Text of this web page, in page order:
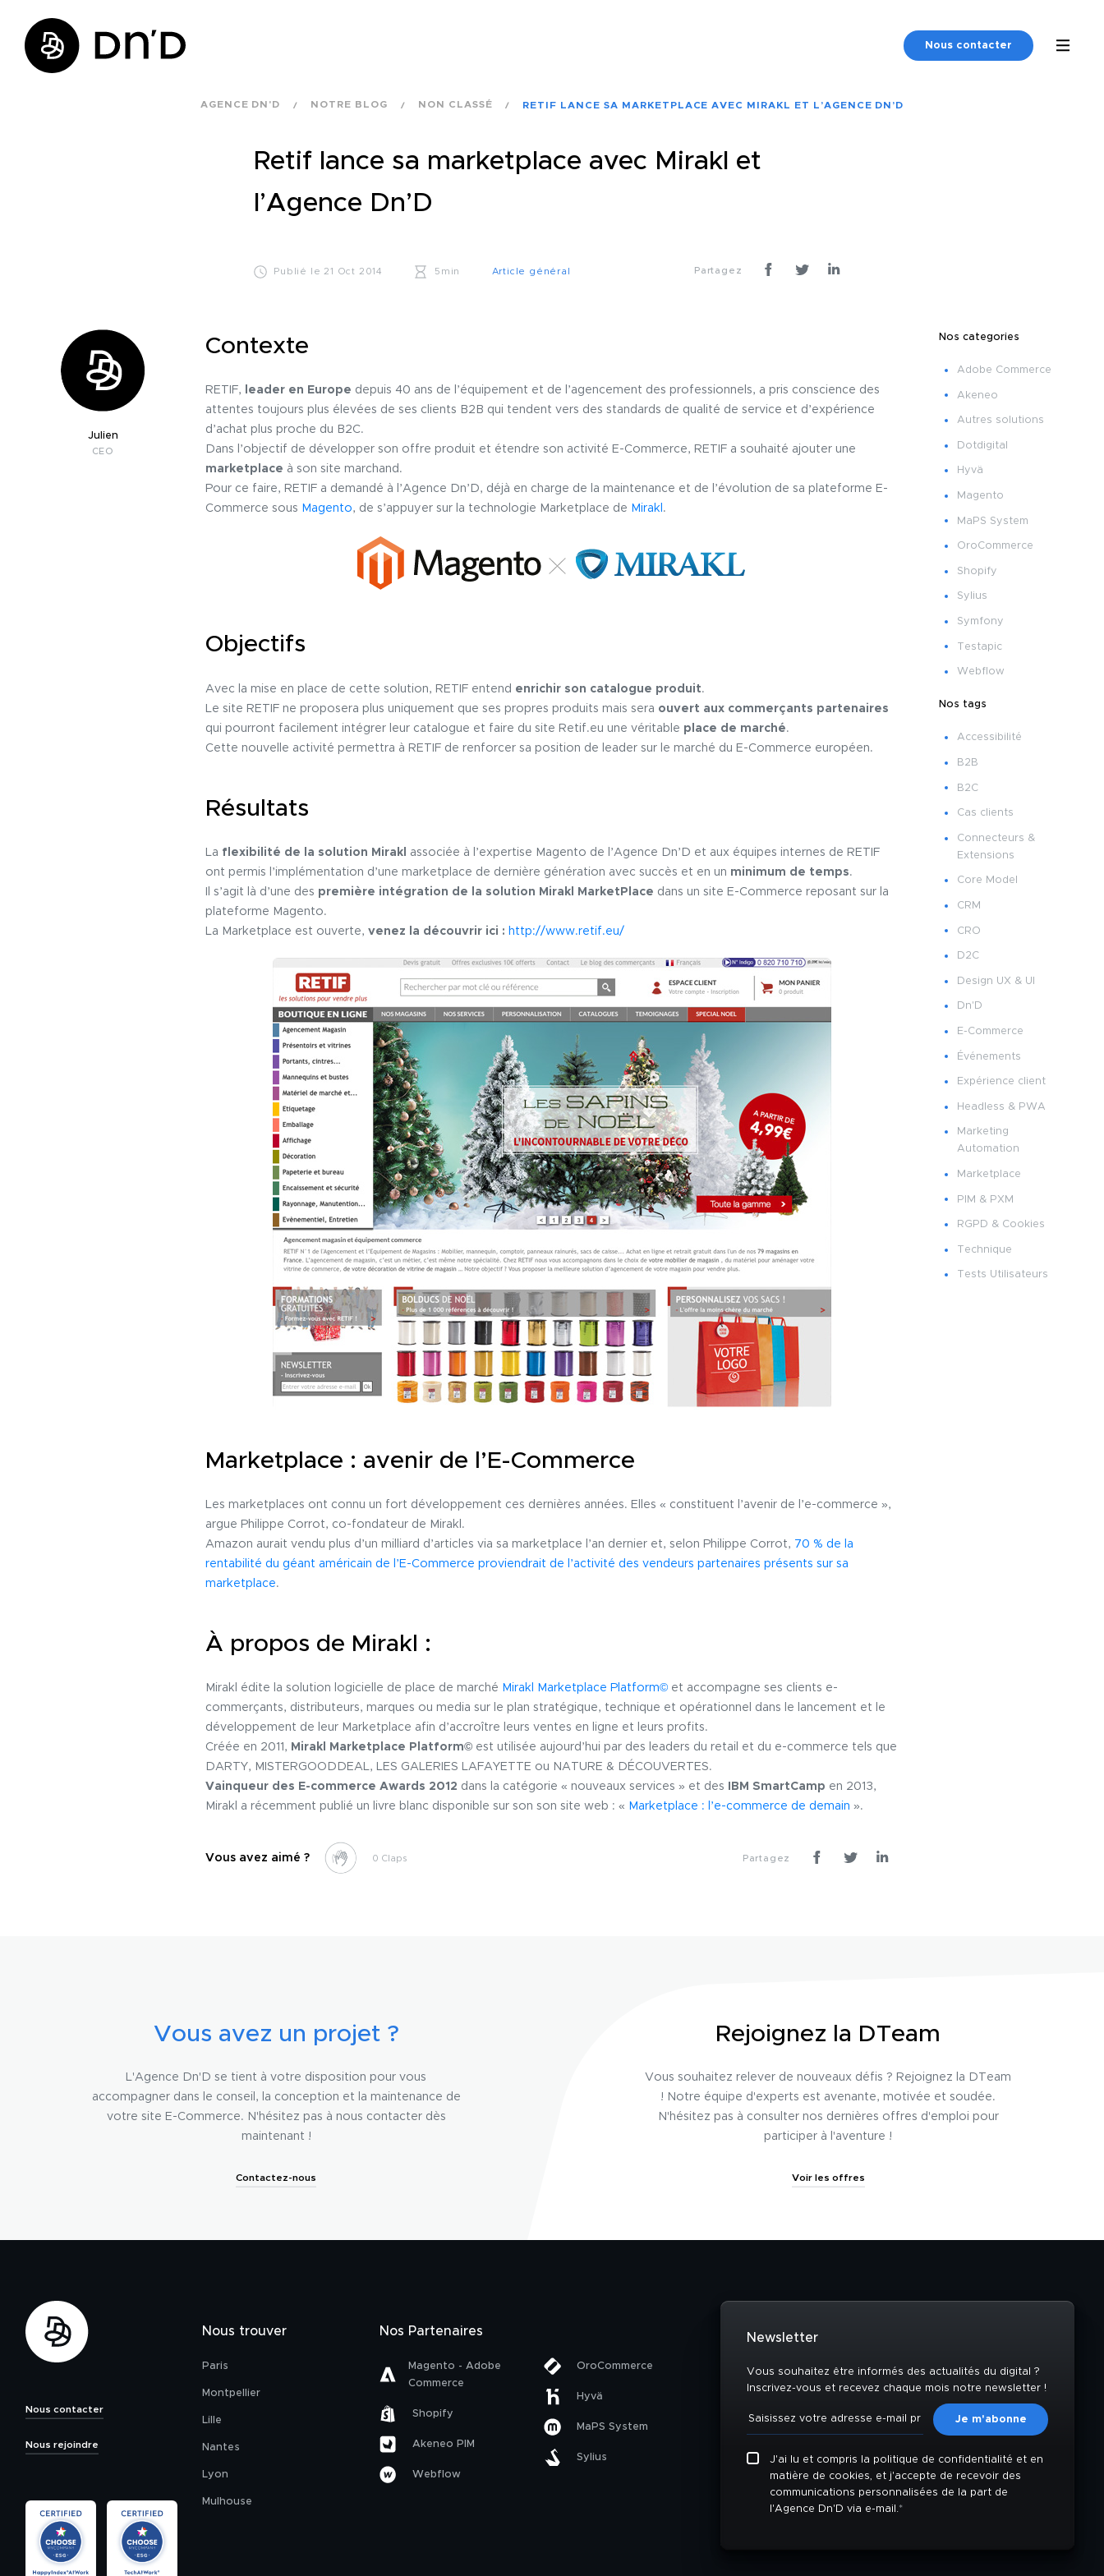
Nous contacter
AGENCE DN'D NOTRE BLOG NON CLASSÉ RETIF LANCE SA MARKETPLACE AVEC MIRAKL ET L’AGENCE DN’D
Retif lance sa marketplace avec Mirakl et
l’Agence Dn’D
Publié le 21 Oct 2014 5min Article général Partagez
Julien
CEO
Contexte
RETIF, leader en Europe depuis 40 ans de l’équipement et de l’agencement des professionnels, a pris conscience des
attentes toujours plus élevées de ses clients B2B qui tendent vers des standards de qualité de service et d’expérience
d’achat plus proche du B2C.
Dans l’objectif de développer son offre produit et étendre son activité E-Commerce, RETIF a souhaité ajouter une
marketplace à son site marchand.
Pour ce faire, RETIF a demandé à l’Agence Dn’D, déjà en charge de la maintenance et de l’évolution de sa plateforme E-
Commerce sous Magento, de s’appuyer sur la technologie Marketplace de Mirakl .
Objectifs
Avec la mise en place de cette solution, RETIF entend enrichir son catalogue produit.
Le site RETIF ne proposera plus uniquement que ses propres produits mais sera ouvert aux commerçants partenaires
qui pourront facilement intégrer leur catalogue et faire du site Retif.eu une véritable place de marché.
Cette nouvelle activité permettra à RETIF de renforcer sa position de leader sur le marché du E-Commerce européen.
Résultats
La flexibilité de la solution Mirakl
associée à l’expertise Magento de l’Agence Dn’D et aux équipes internes de RETIF
ont permis l’implémentation d’une marketplace de dernière génération avec succès et en un minimum de temps.
Il s’agit là d’une des première intégration de la solution Mirakl MarketPlace dans un site E-Commerce reposant sur la
plateforme Magento.
La Marketplace est ouverte, venez la découvrir ici : http://www.retif.eu/
Marketplace : avenir de l’E-Commerce
Les marketplaces ont connu un fort développement ces dernières années. Elles « constituent l’avenir de l’e-commerce »,
argue Philippe Corrot, co-fondateur de Mirakl.
Amazon aurait vendu plus d’un milliard d’articles via sa marketplace l’an dernier et, selon Philippe Corrot, 70 % de la
rentabilité du géant américain de l’E-Commerce proviendrait de l’activité des vendeurs partenaires présents sur sa
marketplace.
À propos de Mirakl :
Mirakl édite la solution logicielle de place de marché Mirakl Marketplace Platform©et accompagne ses clients e-
commerçants, distributeurs, marques ou media sur le plan stratégique, technique et opérationnel dans le lancement et le
développement de leur Marketplace afin d’accroître leurs ventes en ligne et leurs profits.
Créée en 2011, Mirakl Marketplace Platform©est utilisée aujourd’hui par des leaders du retail et du e-commerce tels que
DARTY, MISTERGOODDEAL, LES GALERIES LAFAYETTE ou NATURE & DÉCOUVERTES.
Vainqueur des E-commerce Awards 2012 dans la catégorie « nouveaux services » et des IBM SmartCamp en 2013,
Mirakl a récemment publié un livre blanc disponible sur son son site web : « Marketplace : l’e-commerce de demain ».
Vous avez aimé ? 0 Partagez
Nos categories
Adobe Commerce
Akeneo
Autres solutions
Dotdigital
Hyvä
Magento
MaPS System
OroCommerce
Shopify
Sylius
Symfony
Testapic
Webflow
Nos tags
Accessibilité
B2B
B2C
Cas clients
Connecteurs &
Extensions
Core Model
CRM
CRO
D2C
Design UX & UI
Dn'D
E-Commerce
Événements
Expérience client
Headless & PWA
Marketing
Automation
Marketplace
PIM & PXM
RGPD & Cookies
Technique
Tests Utilisateurs
Vous avez un projet ?
L'Agence Dn'D se tient à votre disposition pour vous
accompagner dans le conseil, la conception et la maintenance de
votre site E-Commerce. N'hésitez pas à nous contacter dès
maintenant !
Contactez-nous
Rejoignez la DTeam
Vous souhaitez relever de nouveaux défis ? Rejoignez la DTeam
! Notre équipe d'experts est avenante, motivée et soudée.
N'hésitez pas à consulter nos dernières offres d'emploi pour
participer à l'aventure !
Voir les offres
Nous contacter
Nous rejoindre
Nous trouver
Paris
Montpellier
Lille
Nantes
Lyon
Mulhouse
Nos Partenaires
Magento - Adobe
Commerce
Shopify
Akeneo PIM
Webflow
OroCommerce
Hyvä
MaPS System
Sylius
Newsletter
Vous souhaitez être informés des actualités du digital ?
Inscrivez-vous et recevez chaque mois notre newsletter !
J'ai lu et compris la politique de confidentialité et en
matière de cookies, et j'accepte de recevoir des
communications personnalisées de la part de
l'Agence Dn'D via e-mail.*